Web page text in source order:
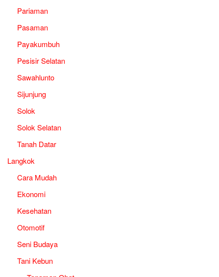
Pariaman
Pasaman
Payakumbuh
Pesisir Selatan
Sawahlunto
Sijunjung
Solok
Solok Selatan
Tanah Datar
Langkok
Cara Mudah
Ekonomi
Kesehatan
Otomotif
Seni Budaya
Tani Kebun